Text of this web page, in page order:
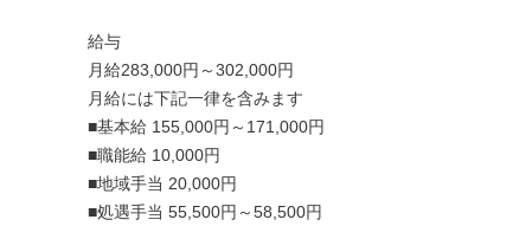
給与
月給283,000円～302,000円
月給には下記一律を含みます
■基本給 155,000円～171,000円
■職能給 10,000円
■地域手当 20,000円
■処遇手当 55,500円～58,500円